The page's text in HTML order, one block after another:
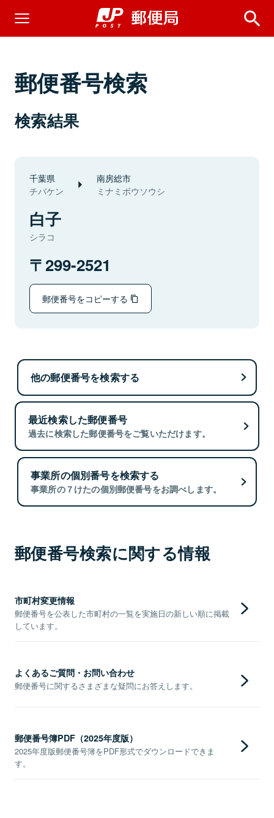
郵便番号検索
検索結果
千葉県
チバケン
南房総市
ミナミボウソウシ
白子
シラコ
299-2521
郵便番号をコピーする
他の郵便番号を検索する
最近検索した郵便番号
過去に検索した郵便番号をご覧いただけます。
事業所の個別番号を検索する
事業所の７けたの個別郵便番号をお調べします。
郵便番号検索に関する情報
市町村変更情報
郵便番号を公表した市町村の一覧を実施日の新しい順に掲載
しています。
よくあるご質問・お問い合わせ
郵便番号に関するさまざまな疑問にお答えします。
郵便番号簿PDF（2025年度版）
2025年度版郵便番号簿をPDF形式でダウンロードできま
す。